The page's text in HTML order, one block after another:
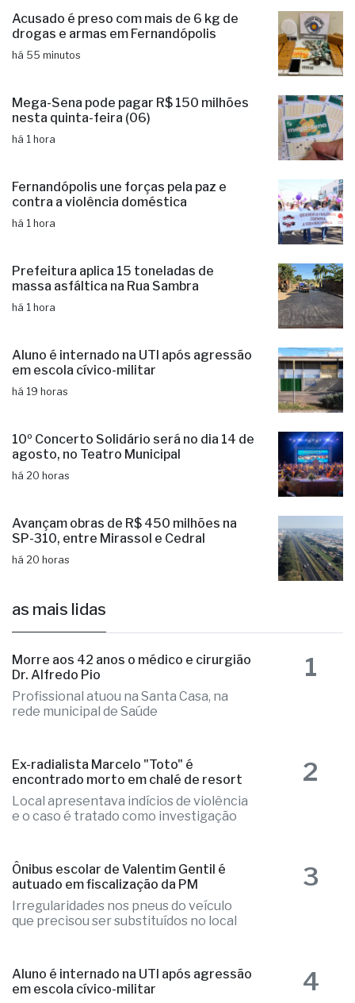
Acusado é preso com mais de 6 kg de
drogas e armas em Fernandópolis
há 55 minutos
Mega-Sena pode pagar R$ 150 milhões
nesta quinta-feira (06)
há 1 hora
Fernandópolis une forças pela paz e
contra a violência doméstica
há 1 hora
Prefeitura aplica 15 toneladas de
massa asfáltica na Rua Sambra
há 1 hora
Aluno é internado na UTI após agressão
em escola cívico-militar
há 19 horas
10º Concerto Solidário será no dia 14 de
agosto, no Teatro Municipal
há 20 horas
Avançam obras de R$ 450 milhões na
SP-310, entre Mirassol e Cedral
há 20 horas
as mais lidas
Morre aos 42 anos o médico e cirurgião
Dr. Alfredo Pio
Profissional atuou na Santa Casa, na
rede municipal de Saúde
1
Ex-radialista Marcelo "Toto" é
encontrado morto em chalé de resort
Local apresentava indícios de violência
e o caso é tratado como investigação
2
Ônibus escolar de Valentim Gentil é
autuado em fiscalização da PM
Irregularidades nos pneus do veículo
que precisou ser substituídos no local
3
Aluno é internado na UTI após agressão
em escola cívico-militar
4